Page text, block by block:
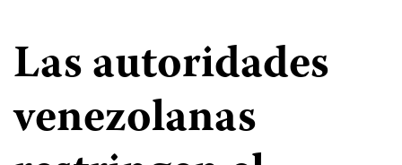
Las autoridades
venezolanas